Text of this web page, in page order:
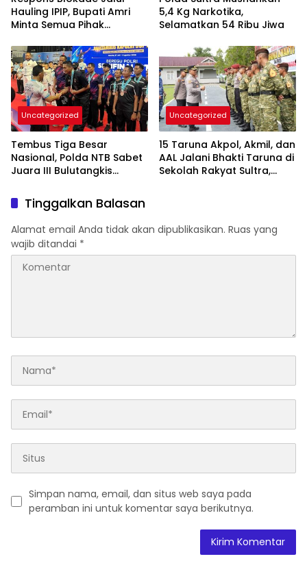
Hauling IPIP, Bupati Amri
Minta Semua Pihak
Kepastian Hukum
5,4 Kg Narkotika,
Selamatkan 54 Ribu Jiwa
Uncategorized
Tembus Tiga Besar
Nasional, Polda NTB Sabet
Juara III Bulutangkis
Uncategorized
15 Taruna Akpol, Akmil, dan
AAL Jalani Bhakti Taruna di
Sekolah Rakyat Sultra,
Tinggalkan Balasan
Alamat email Anda tidak akan dipublikasikan. Ruas yang
wajib ditandai *
Simpan nama, email, dan situs web saya pada
peramban ini untuk komentar saya berikutnya.